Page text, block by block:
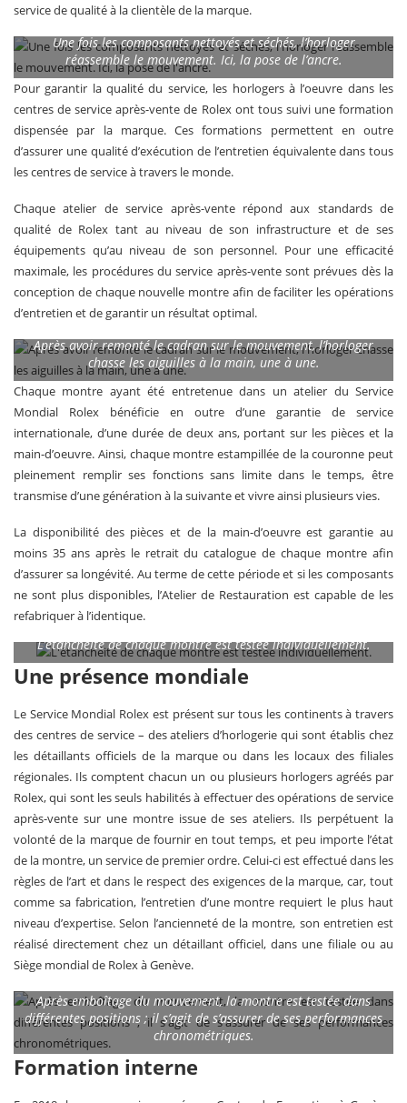
service de qualité à la clientèle de la marque.
Une fois les composants nettoyés et séchés, l’horloger
réassemble le mouvement. Ici, la pose de l’ancre.
Pour garantir la qualité du service, les horlogers à l’oeuvre dans les
centres de service après-vente de Rolex ont tous suivi une formation
dispensée par la marque. Ces formations permettent en outre
d’assurer une qualité d’exécution de l’entretien équivalente dans tous
les centres de service à travers le monde.
Chaque atelier de service après-vente répond aux standards de
qualité de Rolex tant au niveau de son infrastructure et de ses
équipements qu’au niveau de son personnel. Pour une efficacité
maximale, les procédures du service après-vente sont prévues dès la
conception de chaque nouvelle montre afin de faciliter les opérations
d’entretien et de garantir un résultat optimal.
Après avoir remonté le cadran sur le mouvement, l’horloger
chasse les aiguilles à la main, une à une.
Chaque montre ayant été entretenue dans un atelier du Service
Mondial Rolex bénéficie en outre d’une garantie de service
internationale, d’une durée de deux ans, portant sur les pièces et la
main-d’oeuvre. Ainsi, chaque montre estampillée de la couronne peut
pleinement remplir ses fonctions sans limite dans le temps, être
transmise d’une génération à la suivante et vivre ainsi plusieurs vies.
La disponibilité des pièces et de la main-d’oeuvre est garantie au
moins 35 ans après le retrait du catalogue de chaque montre afin
d’assurer sa longévité. Au terme de cette période et si les composants
ne sont plus disponibles, l’Atelier de Restauration est capable de les
refabriquer à l’identique.
L’étanchéité de chaque montre est testée individuellement.
Une présence mondiale
Le Service Mondial Rolex est présent sur tous les continents à travers
des centres de service – des ateliers d’horlogerie qui sont établis chez
les détaillants officiels de la marque ou dans les locaux des filiales
régionales. Ils comptent chacun un ou plusieurs horlogers agréés par
Rolex, qui sont les seuls habilités à effectuer des opérations de service
après-vente sur une montre issue de ses ateliers. Ils perpétuent la
volonté de la marque de fournir en tout temps, et peu importe l’état
de la montre, un service de premier ordre. Celui-ci est effectué dans les
règles de l’art et dans le respect des exigences de la marque, car, tout
comme sa fabrication, l’entretien d’une montre requiert le plus haut
niveau d’expertise. Selon l’ancienneté de la montre, son entretien est
réalisé directement chez un détaillant officiel, dans une filiale ou au
Siège mondial de Rolex à Genève.
Après emboîtage du mouvement, la montre est testée dans
différentes positions ; il s’agit de s’assurer de ses performances
chronométriques.
Formation interne